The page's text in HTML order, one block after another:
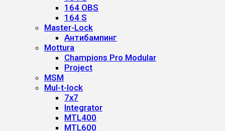
164 OBS
164 S
Master-Lock
Антибампинг
Mottura
Champions Pro Modular
Project
MSM
Mul-t-lock
7x7
Integrator
MTL400
MTL600